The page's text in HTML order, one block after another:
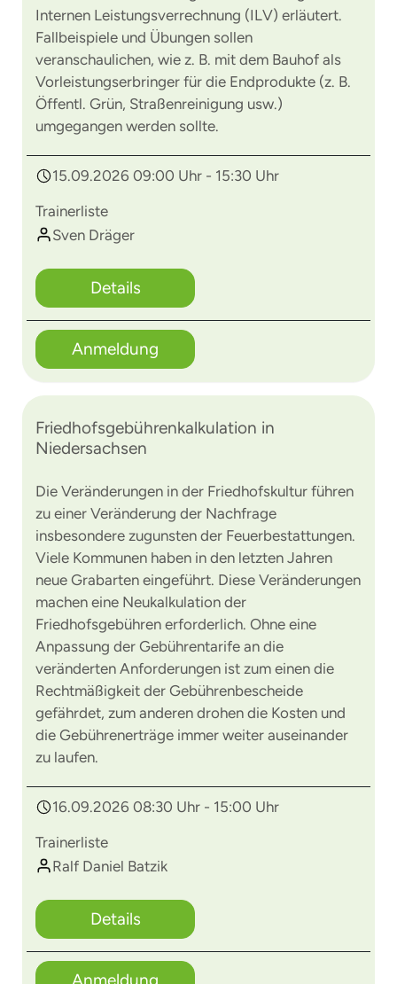
Internen Leistungsverrechnung (ILV) erläutert.
Fallbeispiele und Übungen sollen
veranschaulichen, wie z. B. mit dem Bauhof als
Vorleistungserbringer für die Endprodukte (z. B.
Öffentl. Grün, Straßenreinigung usw.)
umgegangen werden sollte.
15.09.2026 09:00 Uhr - 15:30 Uhr
Trainerliste
Sven Dräger
Details
Anmeldung
Friedhofsgebührenkalkulation in
Niedersachsen
Die Veränderungen in der Friedhofskultur führen
zu einer Veränderung der Nachfrage
insbesondere zugunsten der Feuerbestattungen.
Viele Kommunen haben in den letzten Jahren
neue Grabarten eingeführt. Diese Veränderungen
machen eine Neukalkulation der
Friedhofsgebühren erforderlich. Ohne eine
Anpassung der Gebührentarife an die
veränderten Anforderungen ist zum einen die
Rechtmäßigkeit der Gebührenbescheide
gefährdet, zum anderen drohen die Kosten und
die Gebührenerträge immer weiter auseinander
zu laufen.
16.09.2026 08:30 Uhr - 15:00 Uhr
Trainerliste
Ralf Daniel Batzik
Details